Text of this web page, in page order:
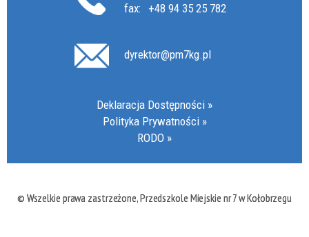
fax:
+48 94 35 25 782
dyrektor@pm7kg.pl
Deklaracja Dostępności
Polityka Prywatności
RODO
© Wszelkie prawa zastrzeżone, Przedszkole Miejskie nr 7 w Kołobrzegu